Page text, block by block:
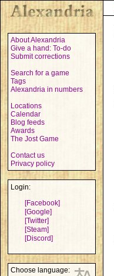
About Alexandria
Give a hand: To-do
Submit corrections
Search for a game
Tags
Alexandria in numbers
Locations
Calendar
Blog feeds
Awards
The Jost Game
Contact us
Privacy policy
Login:
[Facebook]
[Google]
[Twitter]
[Steam]
[Discord]
Choose language: